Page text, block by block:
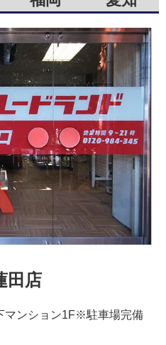
田店
マンション1F※駐車場完備